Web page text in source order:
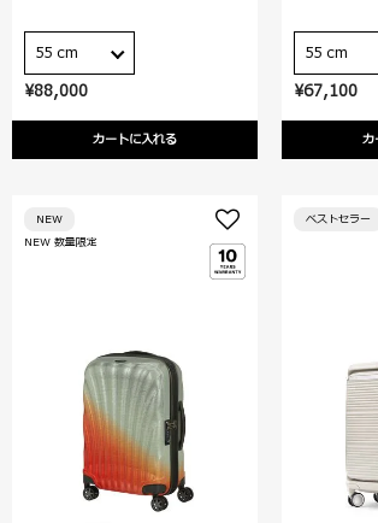
¥88,000
カートに入れる
55 cm
¥67,100
カ
55 cm
NEW 数量限定
NEW ベストセラー